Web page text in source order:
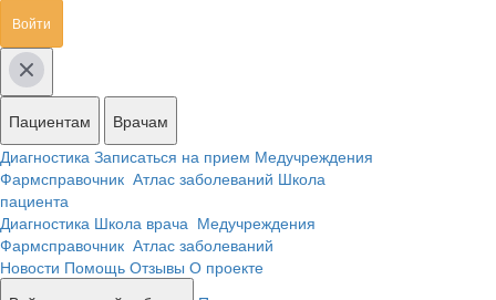
Войти
Пациентам
Врачам
Диагностика Записаться на прием Медучреждения
Фармсправочник Атлас заболеваний Школа
пациента
Диагностика Школа врача Медучреждения
Фармсправочник Атлас заболеваний
Новости Помощь Отзывы О проекте